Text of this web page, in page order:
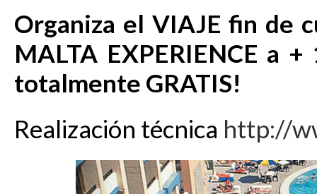
Organiza el VIAJE fin de
MALTA EXPERIENCE a
totalmente GRATIS!
Realización técnica http://